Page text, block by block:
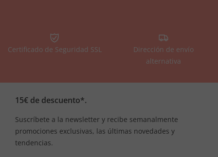
Certificado de Seguridad SSL
Dirección de envío
alternativa
15€ de descuento*.
Suscríbete a la newsletter y recibe semanalmente
promociones exclusivas, las últimas novedades y
tendencias.